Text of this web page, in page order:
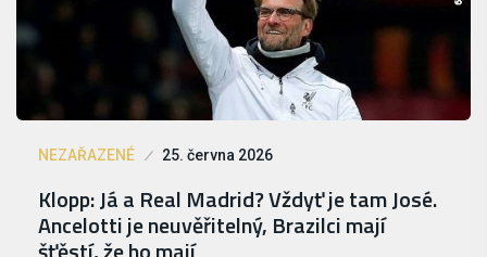
NEZAŘAZENÉ 25. června 2026
Klopp: Já a Real Madrid? Vždyť je tam José.
Ancelotti je neuvěřitelný, Brazilci mají